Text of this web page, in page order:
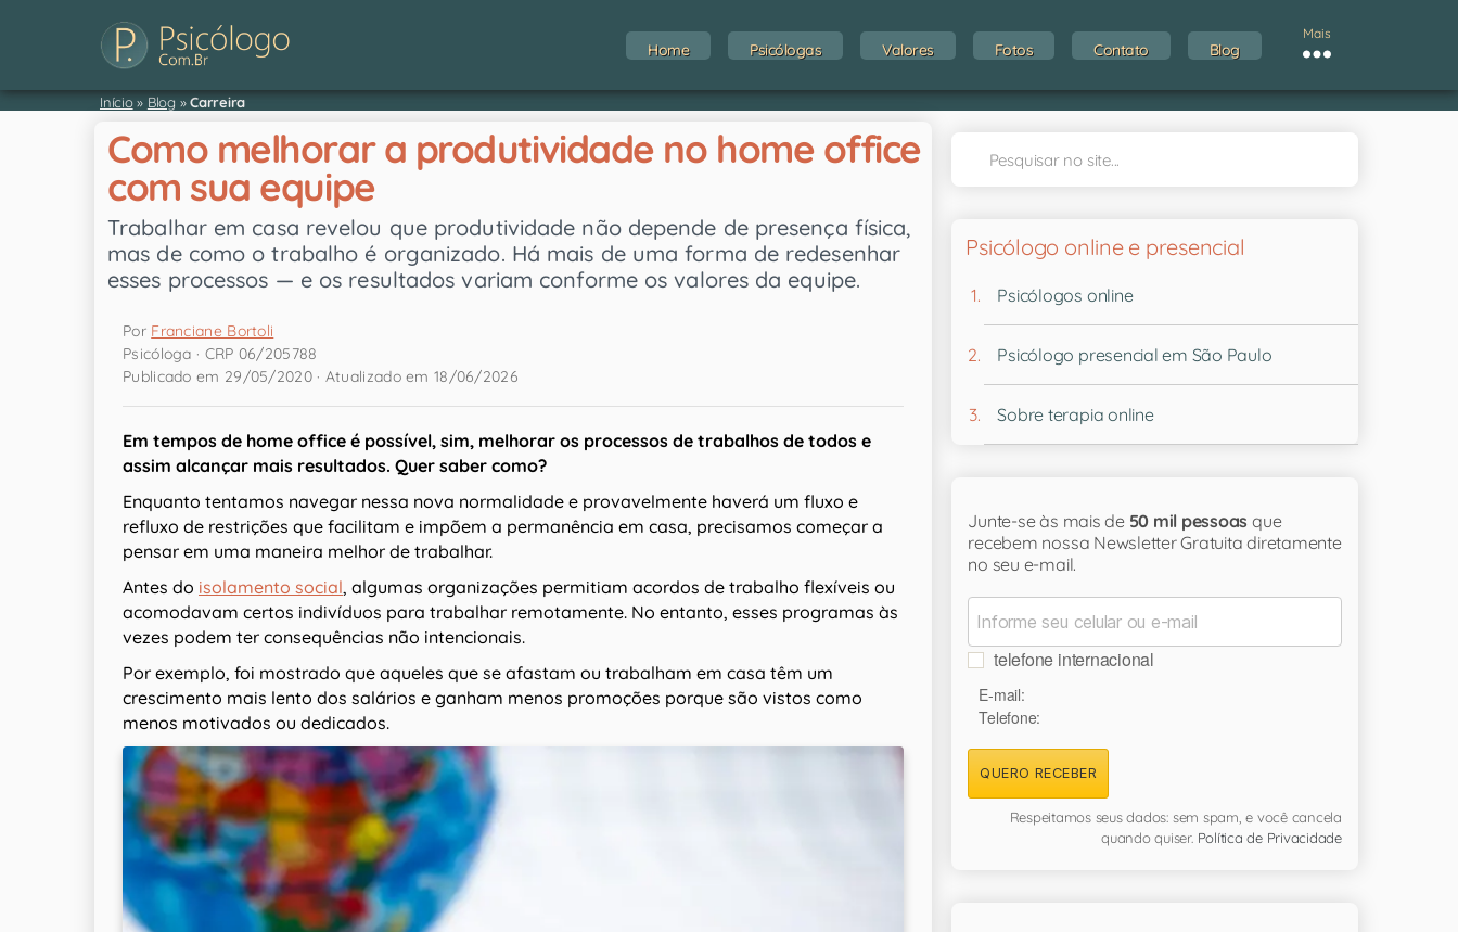
Home Psicólogas Valores Fotos Contato Blog
Mais
Início» Blog»Carreira
Como melhorar a produtividade no home office
com sua equipe
Trabalhar em casa revelou que produtividade não depende de presença física,
mas de como o trabalho é organizado. Há mais de uma forma de redesenhar
esses processos — e os resultados variam conforme os valores da equipe.
Por Franciane Bortoli
Psicóloga · CRP 06/205788
Publicado em 29/05/2020 · Atualizado em 18/06/2026
Em tempos de home office é possível, sim, melhorar os processos de trabalhos de todos e
assim alcançar mais resultados. Quer saber como?
Enquanto tentamos navegar nessa nova normalidade e provavelmente haverá um fluxo e
refluxo de restrições que facilitam e impõem a permanência em casa, precisamos começar a
pensar em uma maneira melhor de trabalhar.
Antes do isolamento social, algumas organizações permitiam acordos de trabalho flexíveis ou
acomodavam certos indivíduos para trabalhar remotamente. No entanto, esses programas às
vezes podem ter consequências não intencionais.
Por exemplo, foi mostrado que aqueles que se afastam ou trabalham em casa têm um
crescimento mais lento dos salários e ganham menos promoções porque são vistos como
menos motivados ou dedicados.
Psicólogo online e presencial
Psicólogos online
Psicólogo presencial em São Paulo
Sobre terapia online
Junte-se às mais de 50 mil pessoas que
recebem nossa Newsletter Gratuita diretamente
no seu e-mail.
telefone internacional
E-mail:
Telefone:
QUERO RECEBER
Respeitamos seus dados: sem spam, e você cancela
quando quiser. Política de Privacidade